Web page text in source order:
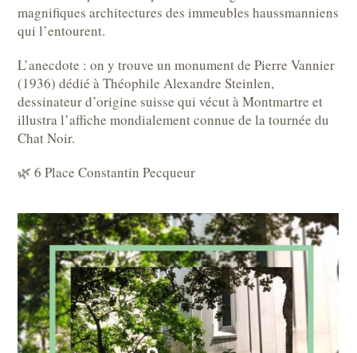
magnifiques architectures des immeubles haussmanniens
qui l’entourent.
L’anecdote : on y trouve un monument de Pierre Vannier
(1936) dédié à Théophile Alexandre Steinlen,
dessinateur d’origine suisse qui vécut à Montmartre et
illustra l’affiche mondialement connue de la tournée du
Chat Noir.
🌿 6 Place Constantin Pecqueur